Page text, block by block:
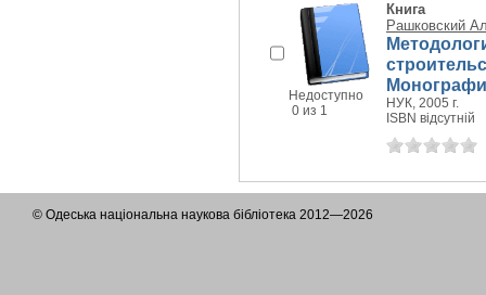
Недоступно
0 из 1
Книга
Рашковский
НУК, 2005 г.
ISBN відсутній
© Одеська національна наукова бібліотека 2012—2026